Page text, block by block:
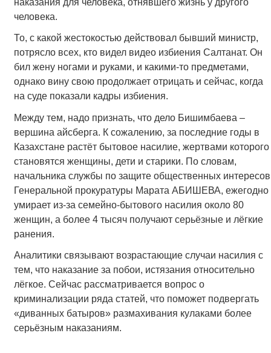
наказания для человека, отнявшего жизнь у другого
человека.
То, с какой жестокостью действовал бывший министр,
потрясло всех, кто видел видео избиения Салтанат. Он
бил жену ногами и руками, и какими-то предметами,
однако вину свою продолжает отрицать и сейчас, когда
на суде показали кадры избиения.
Между тем, надо признать, что дело Бишимбаева –
вершина айсберга. К сожалению, за последние годы в
Казахстане растёт бытовое насилие, жертвами которого
становятся женщины, дети и старики. По словам,
начальника службы по защите общественных интересов
Генеральной прокуратуры Марата АБИШЕВА, ежегодно
умирает из-за семейно-бытового насилия около 80
женщин, а более 4 тысяч получают серьёзные и лёгкие
ранения.
Аналитики связывают возрастающие случаи насилия с
тем, что наказание за побои, истязания относительно
лёгкое. Сейчас рассматривается вопрос о
криминализации ряда статей, что поможет подвергать
«диванных батыров» размахивания кулаками более
серьёзным наказаниям.